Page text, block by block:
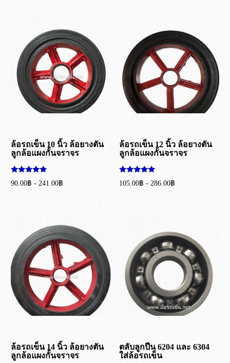
ล้อรถเข็น 10 นิ้ว ล้อยางตัน
ลูกล้อแผงกั้นจราจร
ให้คะแนน
5.00
90.00฿ -241.00฿
ล้อรถเข็น 12 นิ้ว ล้อยางตัน
ลูกล้อแผงกั้นจราจร
ให้คะแนน
5.00
105.00฿ -286.00฿
ล้อรถเข็น 14 นิ้ว ล้อยางตัน
ลูกล้อแผงกั้นจราจร
ตลับลูกปืน 6204 และ 6304
ใส่ล้อรถเข็น